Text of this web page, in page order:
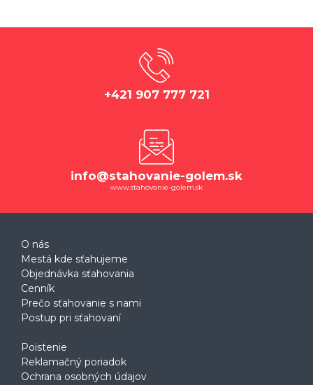
+421 907 777 721
info@stahovanie-golem.sk
www.stahovanie-golem.sk
O nás
Mestá kde sťahujeme
Objednávka sťahovania
Cenník
Prečo sťahovanie s nami
Postup pri sťahovaní
Poistenie
Reklamačný poriadok
Ochrana osobných údajov